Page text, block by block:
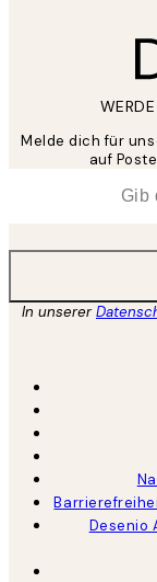
Melde dich für
auf
In unserer
Desenio